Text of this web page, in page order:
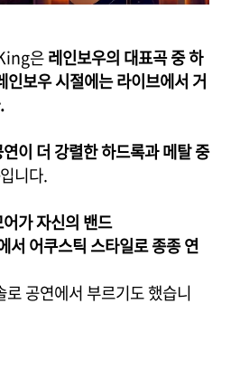
은레인보우의 대표곡 중 하
인보우 시절에는 라이브에서 거
이 더 강렬한 하드록과 메탈 중
입니다.
가 자신의 밴드
어쿠스틱 스타일로 종종 연
공연에서 부르기도 했습니